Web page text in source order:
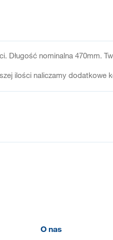
Długość nominalna 470mm.
ilości naliczamy dodatkowe
O nas